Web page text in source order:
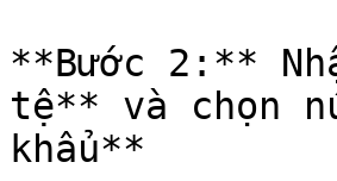
**Bước 2:**
tệ** và chọn
khẩu**